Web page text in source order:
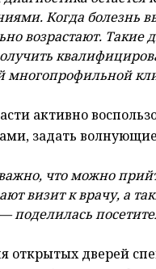
Когда болезнь
возрастают.
многопрофильной
активно
задать
что можно
визит к врачу, а
поделилась
открытых дверей